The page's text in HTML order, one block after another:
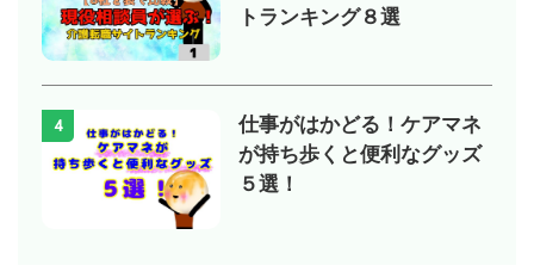
トランキング８選
4
仕事がはかどる！ケアマネ
が持ち歩くと便利なグッズ
５選！